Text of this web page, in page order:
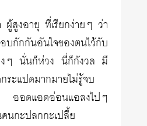
ผู้สูงอายุ ที่เรียกง่ายๆ ว่า
กกันอันใจของตนไว้กับ
งๆ นั่นก็ห่วง นี่ก็กังวล มี
ระแปดมากมายไม่รู้จบ
อดแอดอ่อนแอลงไปๆ
นกะปลกกะเปลี้ย